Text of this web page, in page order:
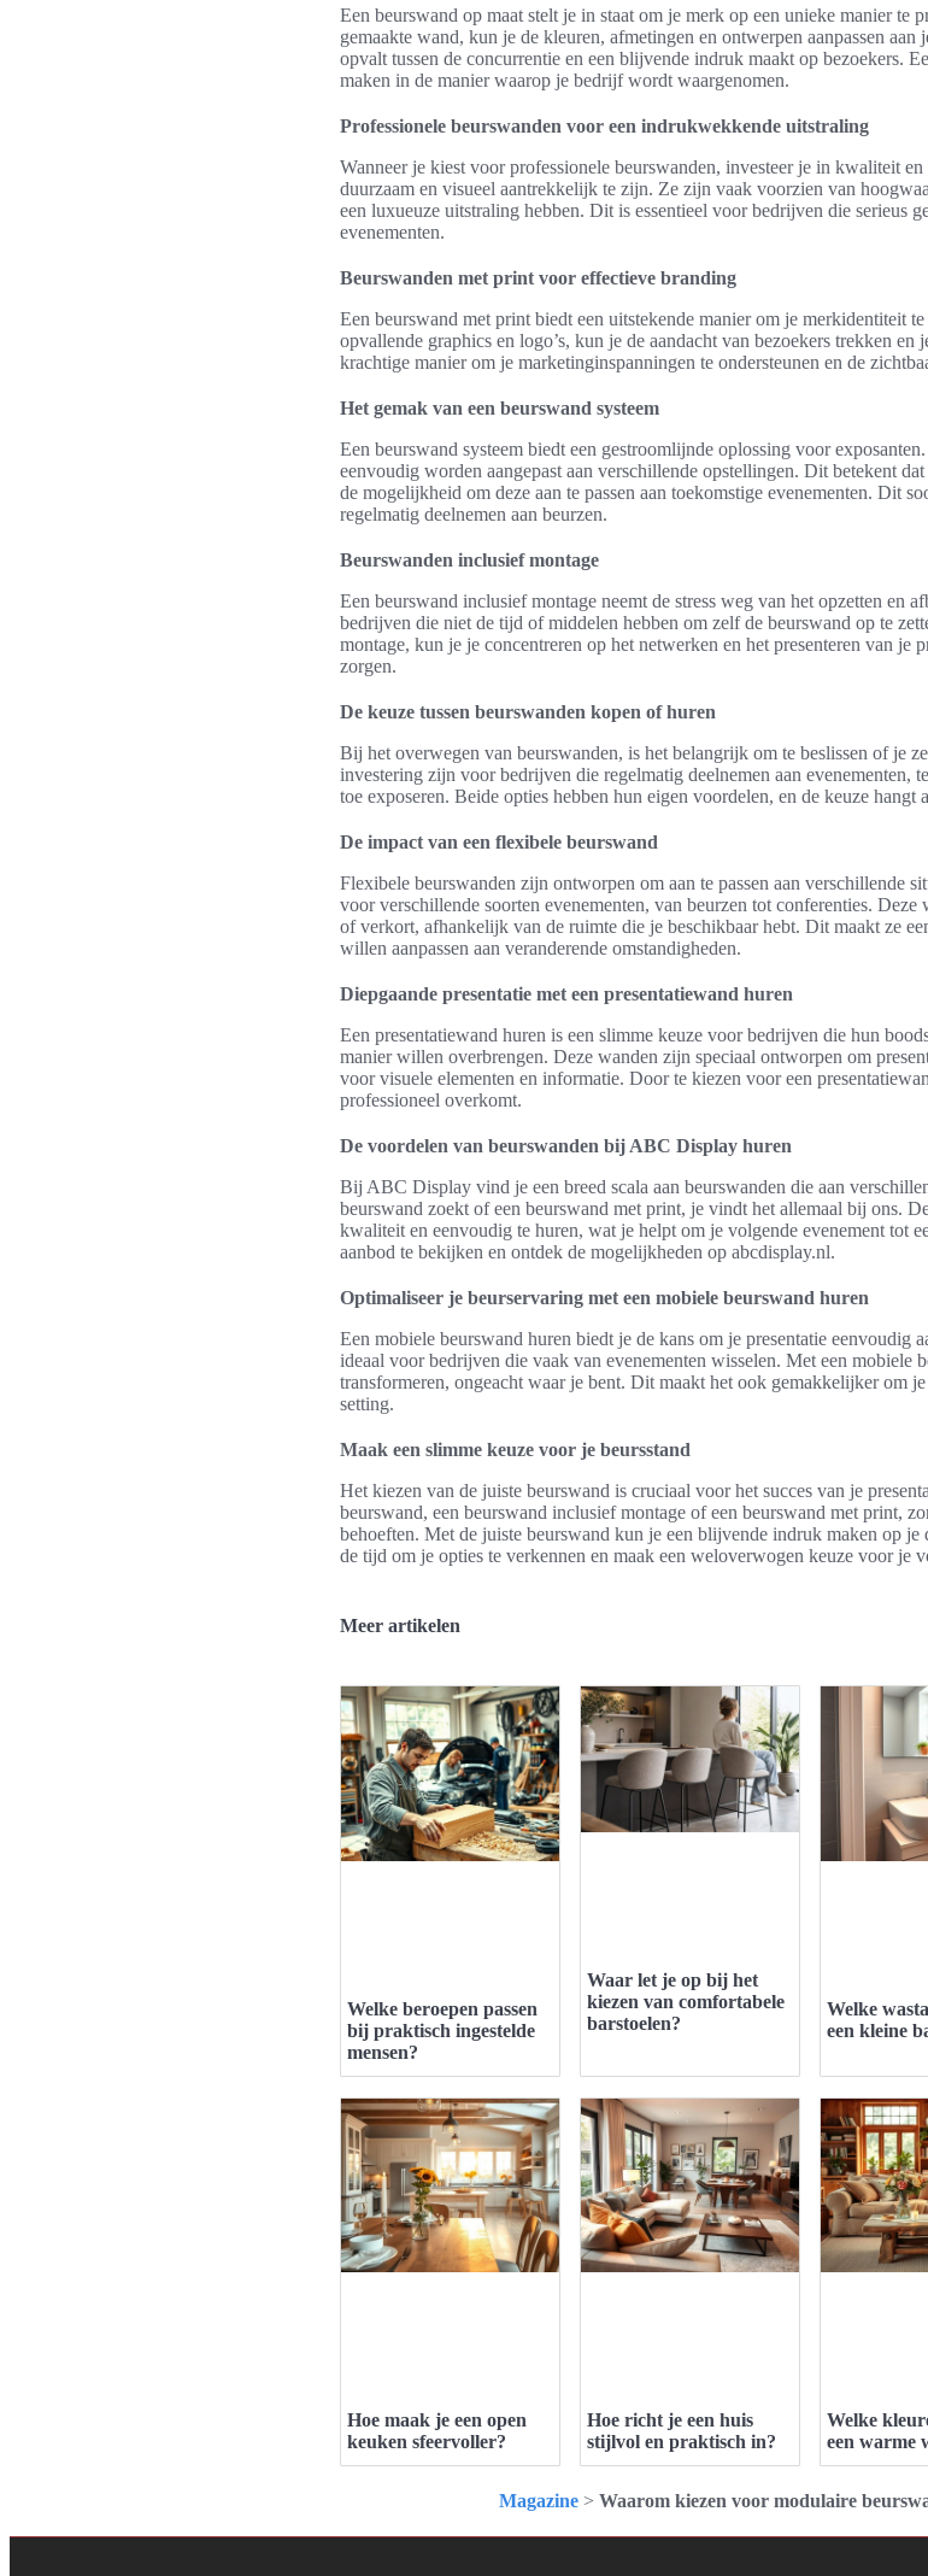
Een beurswand op maat stelt je in staat om je merk op een unieke manier te
gemaakte wand, kun je de kleuren, afmetingen en ontwerpen aanpassen
opvalt tussen de concurrentie en een blijvende indruk maakt op bezoekers.
maken in de manier waarop je bedrijf wordt waargenomen.
Professionele beurswanden voor een indrukwekkende uitstraling
Wanneer je kiest voor professionele beurswanden, investeer je in kwaliteit
duurzaam en visueel aantrekkelijk te zijn. Ze zijn vaak voorzien van
een luxueuze uitstraling hebben. Dit is essentieel voor bedrijven die serieus
evenementen.
Beurswanden met print voor effectieve branding
Een beurswand met print biedt een uitstekende manier om je merkidentiteit
opvallende graphics en logo’s, kun je de aandacht van bezoekers trekken
krachtige manier om je marketinginspanningen te ondersteunen en de
Het gemak van een beurswand systeem
Een beurswand systeem biedt een gestroomlijnde oplossing voor
eenvoudig worden aangepast aan verschillende opstellingen. Dit betekent
de mogelijkheid om deze aan te passen aan toekomstige evenementen. Dit
regelmatig deelnemen aan beurzen.
Beurswanden inclusief montage
Een beurswand inclusief montage neemt de stress weg van het opzetten en
bedrijven die niet de tijd of middelen hebben om zelf de beurswand op te
montage, kun je je concentreren op het netwerken en het presenteren van je
zorgen.
De keuze tussen beurswanden kopen of huren
Bij het overwegen van beurswanden, is het belangrijk om te beslissen of je
investering zijn voor bedrijven die regelmatig deelnemen aan evenementen,
toe exposeren. Beide opties hebben hun eigen voordelen, en de keuze hangt
De impact van een flexibele beurswand
Flexibele beurswanden zijn ontworpen om aan te passen aan verschillende
voor verschillende soorten evenementen, van beurzen tot conferenties.
of verkort, afhankelijk van de ruimte die je beschikbaar hebt. Dit maakt ze
willen aanpassen aan veranderende omstandigheden.
Diepgaande presentatie met een presentatiewand huren
Een presentatiewand huren is een slimme keuze voor bedrijven die hun
manier willen overbrengen. Deze wanden zijn speciaal ontworpen om
voor visuele elementen en informatie. Door te kiezen voor een
professioneel overkomt.
De voordelen van beurswanden bij ABC Display huren
Bij ABC Display vind je een breed scala aan beurswanden die aan
beurswand zoekt of een beurswand met print, je vindt het allemaal bij ons.
kwaliteit en eenvoudig te huren, wat je helpt om je volgende evenement tot
aanbod te bekijken en ontdek de mogelijkheden op abcdisplay.nl.
Optimaliseer je beurservaring met een mobiele beurswand huren
Een mobiele beurswand huren biedt je de kans om je presentatie eenvoudig
ideaal voor bedrijven die vaak van evenementen wisselen. Met een mobiele
transformeren, ongeacht waar je bent. Dit maakt het ook gemakkelijker om
setting.
Maak een slimme keuze voor je beursstand
Het kiezen van de juiste beurswand is cruciaal voor het succes van je
beurswand, een beurswand inclusief montage of een beurswand met print,
behoeften. Met de juiste beurswand kun je een blijvende indruk maken op
de tijd om je opties te verkennen en maak een weloverwogen keuze voor je
Meer artikelen
Welke beroepen passen
bij praktisch ingestelde
mensen?
Waar let je op bij het
kiezen van comfortabele
barstoelen?
Welke
een kleine
Hoe maak je een open
keuken sfeervoller?
Hoe richt je een huis
stijlvol en praktisch in?
Welke
een warme
Magazine > Waarom kiezen voor modulaire